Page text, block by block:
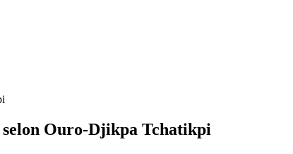
Ouro-Djikpa Tchatikpi